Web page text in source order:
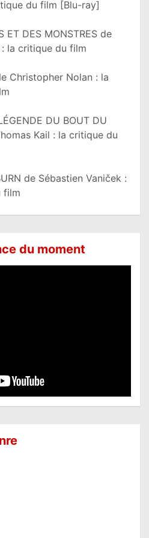
du film [Blu-ray]
ET DES MONSTRES de
la critique du film
Christopher Nolan : la
DU BOUT DU
Kail : la critique du
de Sébastien Vaniček :
film
du moment